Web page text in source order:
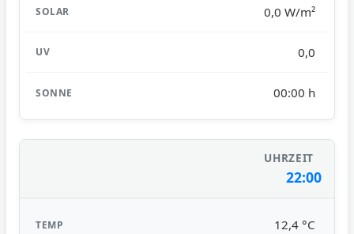
0,0 W/m²
0,0
00:00 h
22:00
12,4 °C